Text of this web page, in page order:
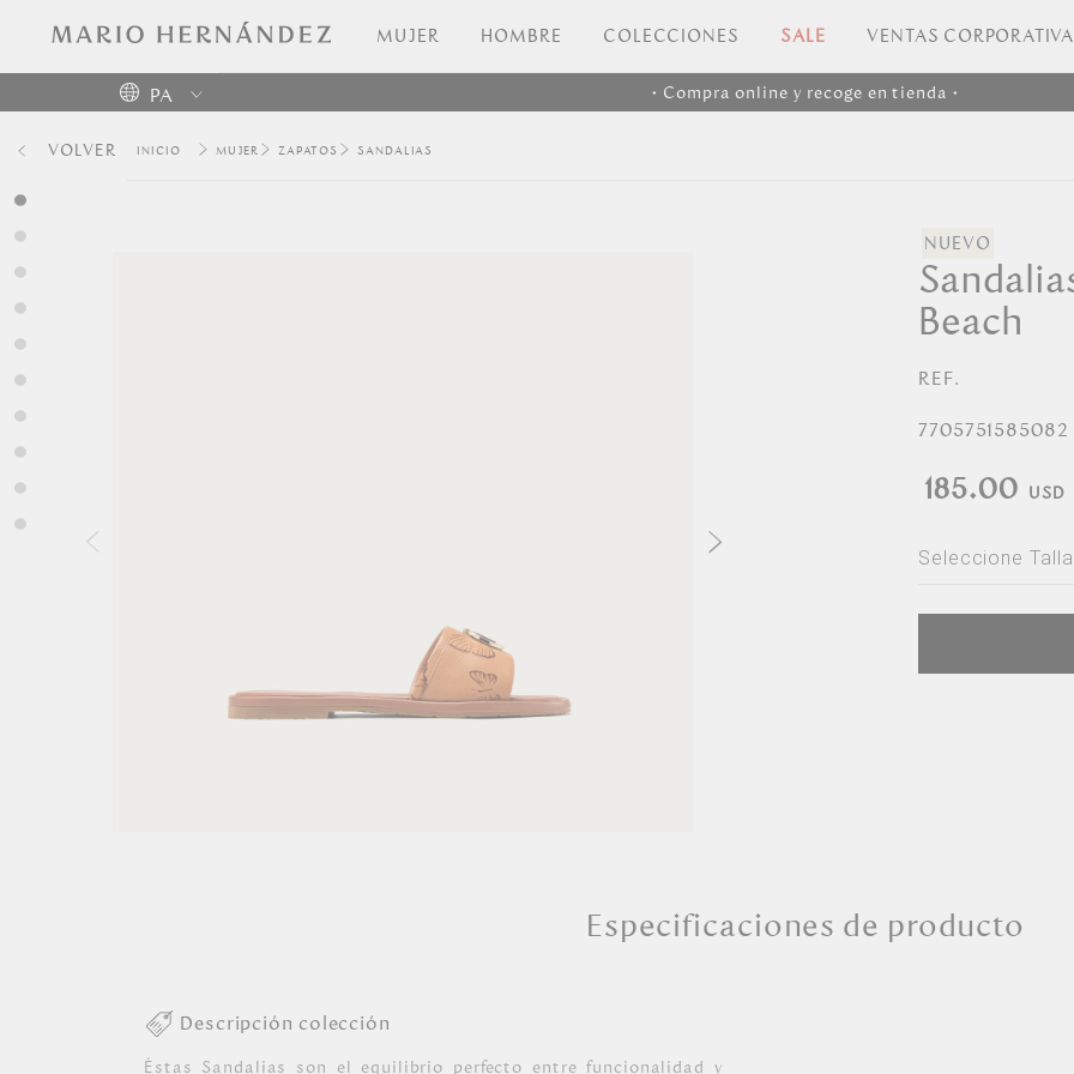
MUJER HOMBRE COLECCIONES SALE VENTAS
PA
Colombia
• Compra online y recoge en tienda •
VOLVER MUJER ZAPATOS SANDALIAS
Beach
REF.
7705751585082
185.00
Seleccione Talla
Especificaciones de producto
Descripción colección
Éstas Sandalias son el equilibrio perfecto entre funcionalidad y